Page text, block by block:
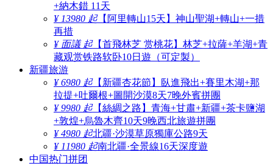
+納木錯 11天
¥ 13980 起【阿里轉山15天】神山聖湖+轉山+一措
再措
¥ 面議 起【首飛林芝 赏桃花】林芝+拉薩+羊湖+青
藏观赏铁路软卧10日遊（可定製）
新疆旅游
¥ 6980 起【新疆杏花節】臥進飛出+賽里木湖+那
拉提+吐爾根+圖開沙漠8天7晚外賓拼團
¥ 9980 起【絲綢之路】青海+甘肅+新疆+茶卡鹽湖
+敦煌+烏魯木齊10天9晚西北旅遊拼團
¥ 4980 起北疆·沙漠草原獨庫公路9天
¥ 11980 起南北疆·全景線16天深度遊
中国热门拼团